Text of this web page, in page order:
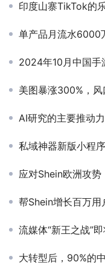
印度山寨TikTok的
单产品月流水6000万
2024年10月中国手
美图暴涨300%，风
AI研究的主要推动力会是
私域神器新版小程
应对Shein欧洲攻势，
帮Shein增长百万用
流媒体“新王之战”即
大转型后，90%的